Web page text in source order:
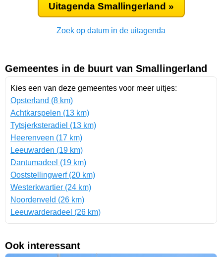
Uitagenda Smallingerland »
Zoek op datum in de uitagenda
Gemeentes in de buurt van Smallingerland
Kies een van deze gemeentes voor meer uitjes:
Opsterland (8 km)
Achtkarspelen (13 km)
Tytsjerksteradiel (13 km)
Heerenveen (17 km)
Leeuwarden (19 km)
Dantumadeel (19 km)
Ooststellingwerf (20 km)
Westerkwartier (24 km)
Noordenveld (26 km)
Leeuwarderadeel (26 km)
Ook interessant